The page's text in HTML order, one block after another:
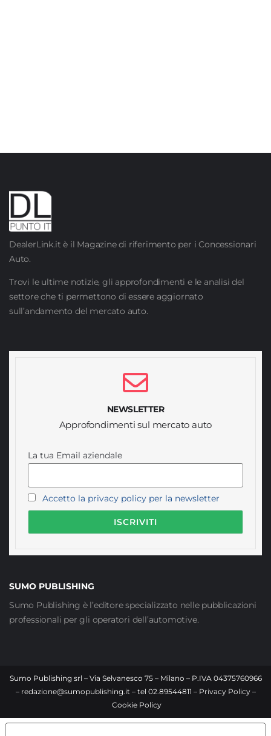
DealerLink.it è il Magazine di riferimento per i Concessionari
Auto.
Trovi le ultime notizie, gli approfondimenti e le analisi del
settore che ti permettono di essere aggiornato
sull’andamento del mercato auto.
NEWSLETTER
Approfondimenti sul mercato auto
La tua Email aziendale
Accetto la privacy policy per la newsletter
SUMO PUBLISHING
Sumo Publishing è l’editore specializzato nelle pubblicazioni
professionali per gli operatori dell’automotive.
Sumo Publishing srl – Via Selvanesco 75 – Milano – P.IVA 04375760966
– redazione@sumopublishing.it– tel 02.89544811 – Privacy Policy–
Cookie Policy